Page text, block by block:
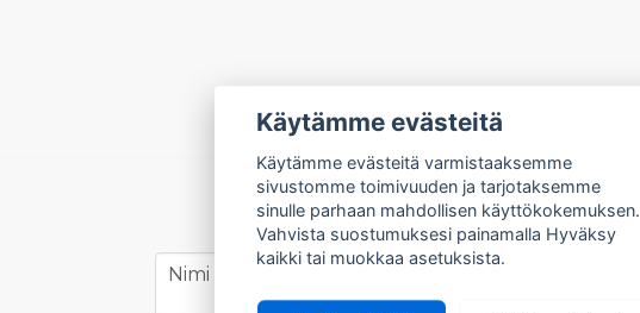
OTA YHTEYTTÄ
name
Nimi email
Käytämme evästeitä
Käytämme evästeitä varmistaaksemme
sivustomme toimivuuden ja tarjotaksemme
sinulle parhaan mahdollisen käyttökokemuksen.
Vahvista suostumuksesi painamalla Hyväksy
kaikki tai muokkaa asetuksista.